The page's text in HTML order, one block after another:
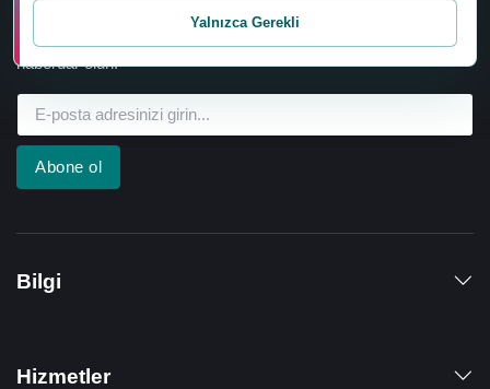
Ebru Şinik’in yeni sertifika programları, eğitimleri, kitapları,
videoları, etkinlikleri ve özel wellbeing içeriklerinden ilk siz
haberdar olun.
Abone ol
Bilgi
Hizmetler
Yalnızca Gerekli